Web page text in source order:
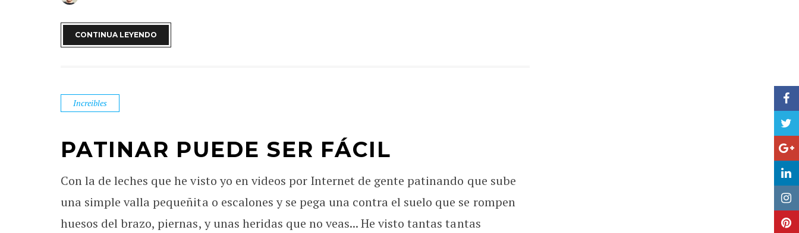
CONTINUA LEYENDO
Increibles
PATINAR PUEDE SER FÁCIL
Con la de leches que he visto yo en videos por Internet de gente patinando que sube
una simple valla pequeñita o escalones y se pega una contra el suelo que se rompen
huesos del brazo, piernas, y unas heridas que no veas... He visto tantas tantas